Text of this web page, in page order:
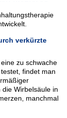
verkürzte
zu schwache
findet man
Wirbelsäule in
manchmal